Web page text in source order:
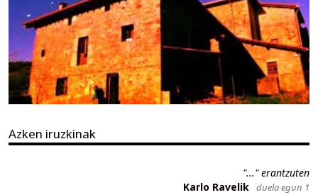
Azken iruzkinak
"..." erantzuten
Karlo Ravelik duela egun 1